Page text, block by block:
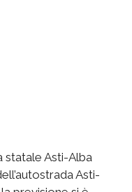
statale Asti-Alba
Asti-